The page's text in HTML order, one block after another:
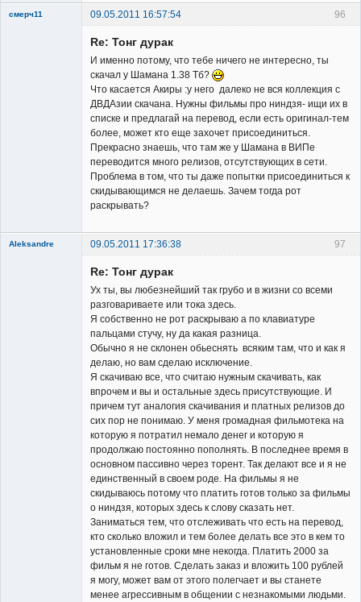
96
смерч11
09.05.2011 16:57:54
Re: Тонг дурак
И именно потому, что тебе ничего не интересно, ты
скачал у Шамана 1.38 Тб?
Что касается Акиры :у него далеко не вся коллекция с
ДВДАзии скачана. Нужны фильмы про ниндзя- ищи их в
списке и предлагай на перевод, если есть оригинал-тем
более, может кто еще захочет присоединиться.
Прекрасно знаешь, что там же у Шамана в ВИПе
переводится много релизов, отсутствующих в сети.
Проблема в том, что ты даже попытки присоединиться к
скидывающимся не делаешь. Зачем тогда рот
раскрывать?
97
Aleksandre
09.05.2011 17:36:38
Re: Тонг дурак
Ух ты, вы любезнейший так грубо и в жизни со всеми
разговариваете или тока здесь.
Я собственно не рот раскрываю а по клавиатуре
пальцами стучу, ну да какая разница.
Обычно я не склонен обьеснять всяким там, что и как я
делаю, но вам сделаю исключение.
Я скачиваю все, что считаю нужным скачивать, как
впрочем и вы и остальные здесь присутствующие. И
причем тут аналогия скачивания и платных релизов до
сих пор не понимаю. У меня громадная фильмотека на
которую я потратил немало денег и которую я
продолжаю постоянно пополнять. В последнее время в
основном пассивно через торент. Так делают все и я не
единственный в своем роде. На фильмы я не
скидываюсь потому что платить готов только за фильмы
о ниндзя, которых здесь к слову сказать нет.
Заниматься тем, что отслеживать что есть на перевод,
кто сколько вложил и тем более делать все это в кем то
установленные сроки мне некогда. Платить 2000 за
фильм я не готов. Сделать заказ и вложить 100 рублей
я могу, может вам от этого полегчает и вы станете
менее агрессивным в общении с незнакомыми людьми.